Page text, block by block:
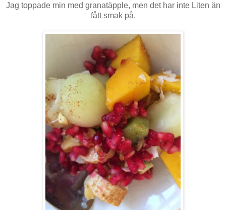
Jag toppade min med granatäpple, men det har inte Liten än
fått smak på.